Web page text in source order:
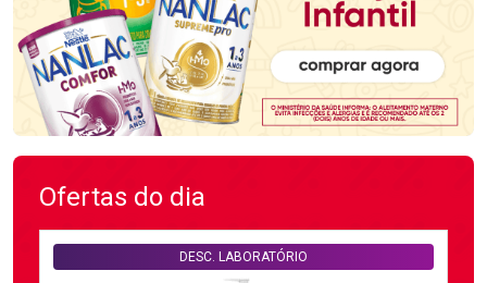
Ofertas do dia
DESC. LABORATÓRIO